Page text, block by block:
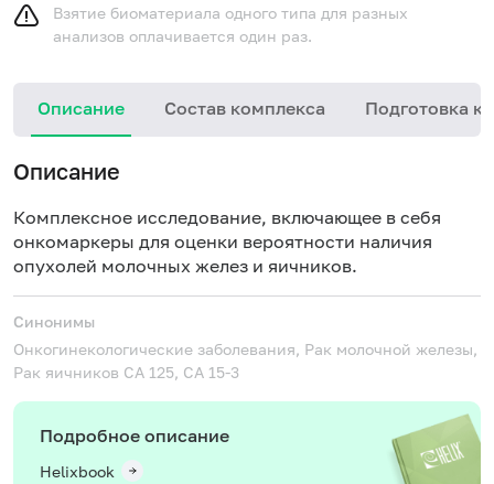
Взятие биоматериала одного типа для разных
анализов оплачивается один раз.
Описание Состав комплекса Подготовка к
Описание
Комплексное исследование, включающее в себя
онкомаркеры для оценки вероятности наличия
опухолей молочных желез и яичников.
Синонимы
Онкогинекологические заболевания, Рак молочной железы,
Рак яичников CA 125, CA 15-3
Подробное описание
Helixbook